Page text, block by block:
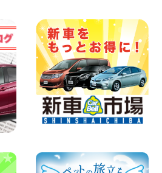
100円レンタカー 中川かの里
2026年08月07日
クーポン登場!最大9,500円おト
県 鳥取青谷店
100円レンタカー 鳥取青谷
2026年08月07日
イエース!! 大阪府 寝屋川太間東
100円レンタカー 寝屋川太間東町
2026年08月07日
のお知らせ 東京都 墨田両国店
100円レンタカー 墨田両国
2026年08月07日